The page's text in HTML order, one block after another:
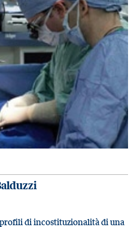
di incostituzionalità di una